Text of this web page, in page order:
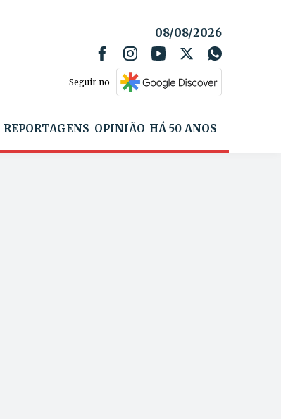
08/08/2026
Seguir no
REPORTAGENS OPINIÃO HÁ 50 ANOS